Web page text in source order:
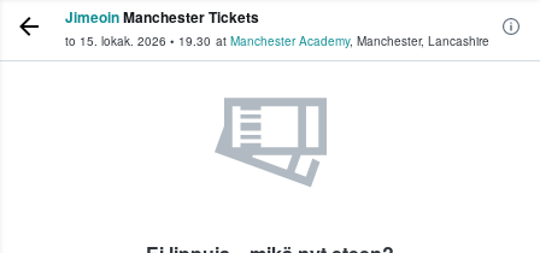
JimeoinManchester Tickets
to 15. lokak. 2026 • 19.30 at Manchester Academy, Manchester, Lancashire